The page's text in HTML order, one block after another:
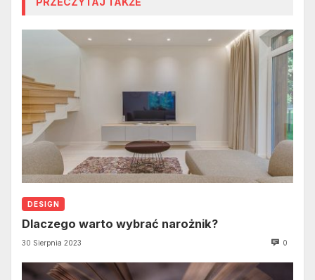
DESIGN
Dlaczego warto wybrać narożnik?
30 Sierpnia 2023 0